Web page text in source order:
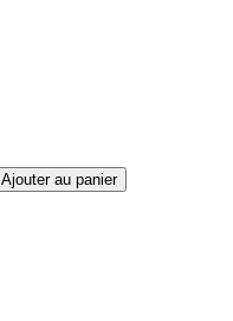
Ajouter au panier